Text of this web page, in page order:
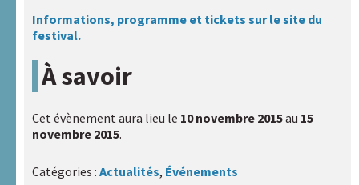
Nos
sites
A.R.A.P.H.
Badiane
Handicap
et
Informations, programme et tickets sur le site du
festival.
À savoir
Cet évènement aura lieu le 10 novembre 2015au 15
novembre 2015.
Catégories : Actualités, Événements